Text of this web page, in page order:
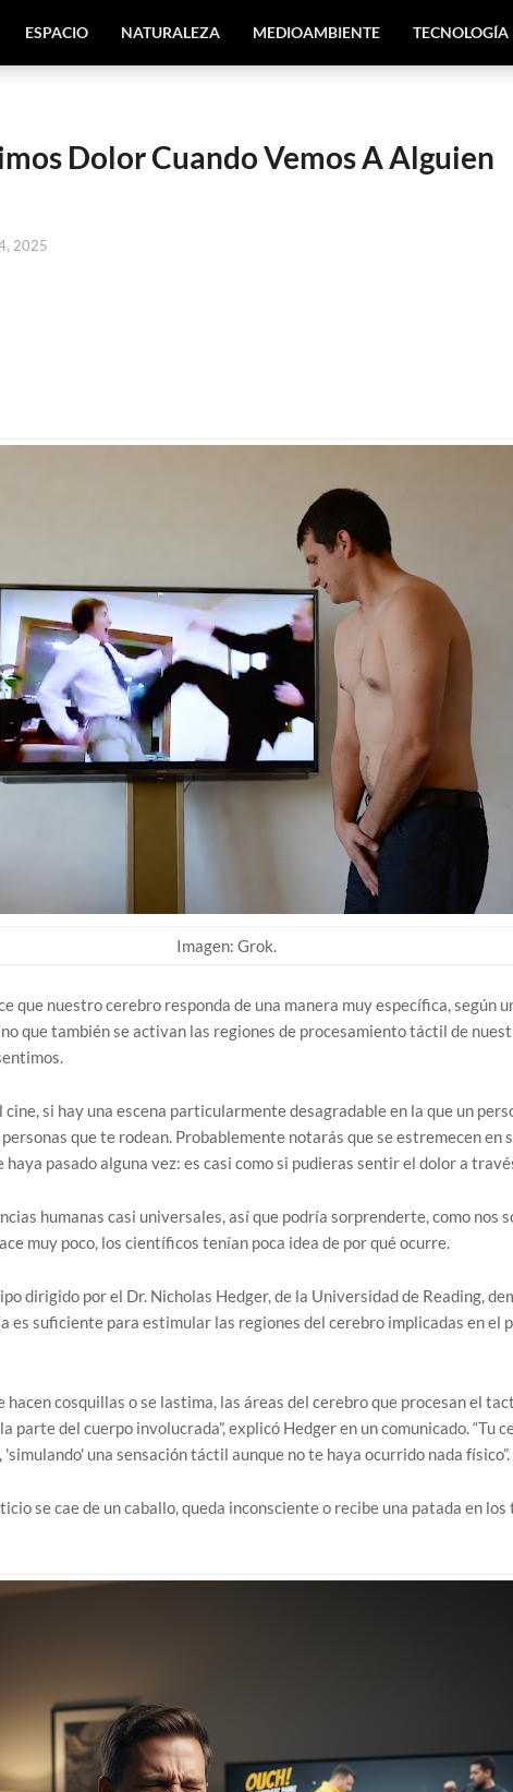
ESPACIO NATURALEZA MEDIOAMBIENTE TECNOLOGÍA
Dolor Cuando Vemos A Alguien
2025
Imagen: Grok.
que nuestro cerebro responda de una manera muy específica, según
que también se activan las regiones de procesamiento táctil de
cine, si hay una escena particularmente desagradable en la que un
que te rodean. Probablemente notarás que se estremecen en
pasado alguna vez: es casi como si pudieras sentir el dolor a
humanas casi universales, así que podría sorprenderte, como nos
muy poco, los científicos tenían poca idea de por qué ocurre.
dirigido por el Dr. Nicholas Hedger, de la Universidad de Reading,
es suficiente para estimular las regiones del cerebro implicadas en el
hacen cosquillas o se lastima, las áreas del cerebro que procesan el
parte del cuerpo involucrada”, explicó Hedger en un comunicado. “Tu
una sensación táctil aunque no te haya ocurrido nada físico”.
se cae de un caballo, queda inconsciente o recibe una patada en